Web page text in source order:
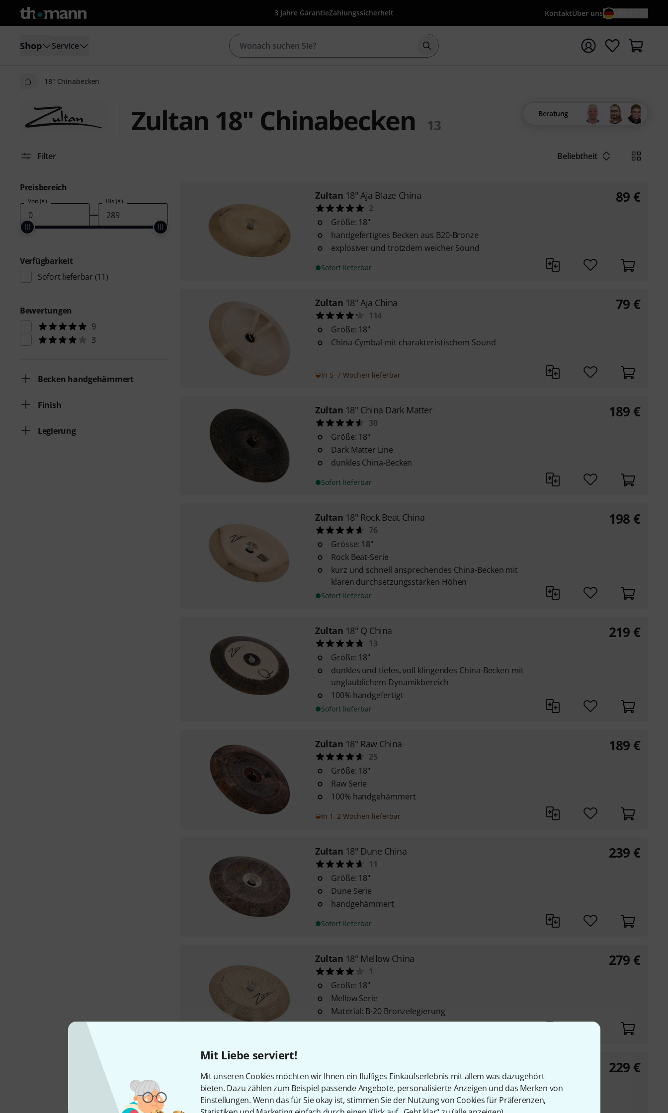
Mit Liebe serviert!
Mit unseren Cookies möchten wir Ihnen ein fluffiges Einkaufserlebnis mit allem was dazugehört
bieten. Dazu zählen zum Beispiel passende Angebote, personalisierte Anzeigen und das Merken von
Einstellungen. Wenn das für Sie okay ist, stimmen Sie der Nutzung von Cookies für Präferenzen,
3 Jahre GarantieZahlungssicherheit KontaktÜber uns
Shop Service Suche mit Suchwort {searchTerm} starten
18" Chinabecken
Zultan 18" Chinabecken 13
Beratung
Filter Beliebtheit
Preisbereich
Von (€) Bis (€)
Verfügbarkeit
Sofort lieferbar (11)
Bewertungen
9
3
Becken handgehämmert
Finish
Legierung
Zultan 18" Aja Blaze China
2
Größe: 18"
handgefertigtes Becken aus B20-Bronze
explosiver und trotzdem weicher Sound
Sofort lieferbar
89 €
Zultan 18" Aja China
114
Größe: 18"
China-Cymbal mit charakteristischem Sound
In 5–7 Wochen lieferbar
79 €
Zultan 18" China Dark Matter
30
Größe: 18"
Dark Matter Line
dunkles China-Becken
Sofort lieferbar
189 €
Zultan 18" Rock Beat China
76
Grösse: 18"
Rock Beat-Serie
kurz und schnell ansprechendes China-Becken mit
klaren durchsetzungsstarken Höhen
Sofort lieferbar
198 €
Zultan 18" Q China
13
Größe: 18"
dunkles und tiefes, voll klingendes China-Becken mit
unglaublichem Dynamikbereich
100% handgefertigt
Sofort lieferbar
219 €
Zultan 18" Raw China
25
Größe: 18"
Raw Serie
100% handgehämmert
In 1–2 Wochen lieferbar
189 €
Zultan 18" Dune China
11
Größe: 18"
Dune Serie
handgehämmert
Sofort lieferbar
239 €
Zultan 18" Mellow China
1
Größe: 18"
Mellow Serie
Material: B-20 Bronzelegierung
279 €
24
Größe: 18"
Rock Beat-Serie
229 €